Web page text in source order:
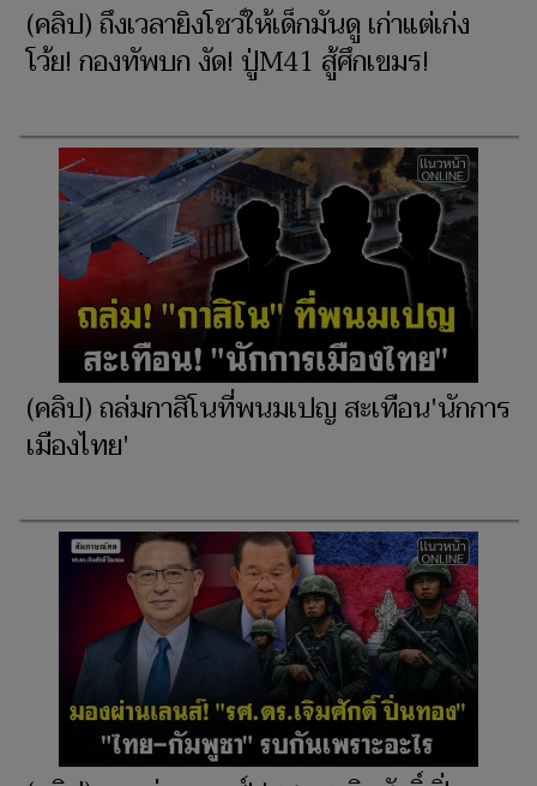
(คลิป) ถึงเวลายิงโชว์ให้เด็กมันดู เก่าแต่เก่ง
โว้ย! กองทัพบก งัด! ปู่M41 สู้ศึกเขมร!
(คลิป) ถล่มกาสิโนที่พนมเปญ สะเทือน'นักการ
เมืองไทย'